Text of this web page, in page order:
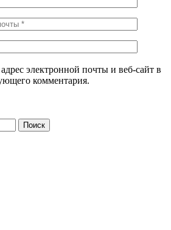
электронной почты и веб-сайт в
комментария.